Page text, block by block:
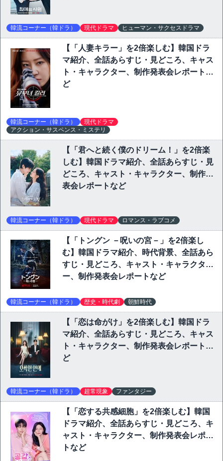
韓流コーナー（韓ドラ） 現代ドラマ ヒューマン・サクセスドラマ
【「人妻キラー」を2倍楽しむ】韓国ドラ
マ紹介、全話あらすじ・見どころ、キャス
ト・キャラクター、制作発表会レポートな
ど
韓流コーナー（韓ドラ）
現代ドラマ
アクション・サスペンス・ミステリ
【「君へと続く僕のドリーム！」を2倍楽
しむ】韓国ドラマ紹介、全話あらすじ・見
どころ、キャスト・キャラクター、制作発
表会レポートなど
韓流コーナー（韓ドラ） 現代ドラマ ロマンス・ラブコメ
【「トングン －呪いの宮－」を2倍楽し
む】韓国ドラマ紹介、時代背景、全話あら
すじ・見どころ、キャスト・キャラクタ
ー、制作発表会レポートなど
韓流コーナー（韓ドラ） 歴史・時代劇 朝鮮時代
【「恋は命がけ」を2倍楽しむ】韓国ドラ
マ紹介、全話あらすじ・見どころ、キャス
ト・キャラクター、制作発表会レポートな
ど
韓流コーナー（韓ドラ） 超常現象 ファンタジー
【「恋する共感細胞」を2倍楽しむ】韓国
ドラマ紹介、全話あらすじ・見どころ、キ
ャスト・キャラクター、制作発表会レポー
トなど